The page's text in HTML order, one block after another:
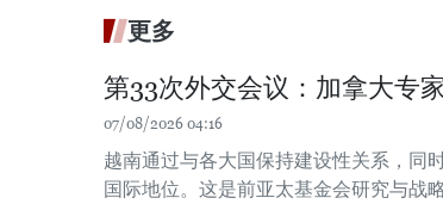
更多
第33次外交会议：加拿大专
07/08/2026 04:16
越南通过与各大国保持建设性关系，同
国际地位。这是前亚太基金会研究与战